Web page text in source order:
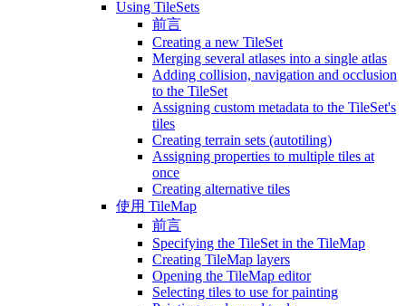
Using TileSets
前言
Creating a new TileSet
Merging several atlases into a single atlas
Adding collision, navigation and occlusion
to the TileSet
Assigning custom metadata to the TileSet's
tiles
Creating terrain sets (autotiling)
Assigning properties to multiple tiles at
once
Creating alternative tiles
使用 TileMap
前言
Specifying the TileSet in the TileMap
Creating TileMap layers
Opening the TileMap editor
Selecting tiles to use for painting